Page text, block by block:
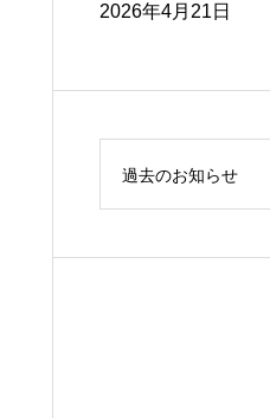
2026年4月21日
過去のお知らせ